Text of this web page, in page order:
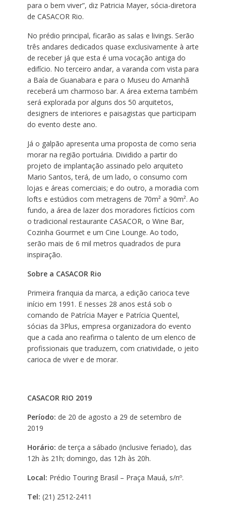
para o bem viver”, diz Patricia Mayer, sócia-diretora
de CASACOR Rio.
No prédio principal, ficarão as salas e livings. Serão
três andares dedicados quase exclusivamente à arte
de receber já que esta é uma vocação antiga do
edifício. No terceiro andar, a varanda com vista para
a Baía de Guanabara e para o Museu do Amanhã
receberá um charmoso bar. A área externa também
será explorada por alguns dos 50 arquitetos,
designers de interiores e paisagistas que participam
do evento deste ano.
Já o galpão apresenta uma proposta de como seria
morar na região portuária. Dividido a partir do
projeto de implantação assinado pelo arquiteto
Mario Santos, terá, de um lado, o consumo com
lojas e áreas comerciais; e do outro, a moradia com
lofts e estúdios com metragens de 70m² a 90m². Ao
fundo, a área de lazer dos moradores fictícios com
o tradicional restaurante CASACOR, o Wine Bar,
Cozinha Gourmet e um Cine Lounge. Ao todo,
serão mais de 6 mil metros quadrados de pura
inspiração.
Sobre a CASACOR Rio
Primeira franquia da marca, a edição carioca teve
início em 1991. E nesses 28 anos está sob o
comando de Patrícia Mayer e Patrícia Quentel,
sócias da 3Plus, empresa organizadora do evento
que a cada ano reafirma o talento de um elenco de
profissionais que traduzem, com criatividade, o jeito
carioca de viver e de morar.
CASACOR RIO 2019
Período: de 20 de agosto a 29 de setembro de
2019
Horário: de terça a sábado (inclusive feriado), das
12h às 21h; domingo, das 12h às 20h.
Local: Prédio Touring Brasil – Praça Mauá, s/nº.
Tel: (21) 2512-2411